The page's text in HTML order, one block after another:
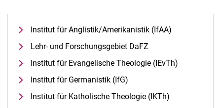
Institut für Anglistik/Amerikanistik (IfAA)
Lehr- und Forschungsgebiet DaFZ
Institut für Evangelische Theologie (IEvTh)
Institut für Germanistik (IfG)
Institut für Katholische Theologie (IKTh)